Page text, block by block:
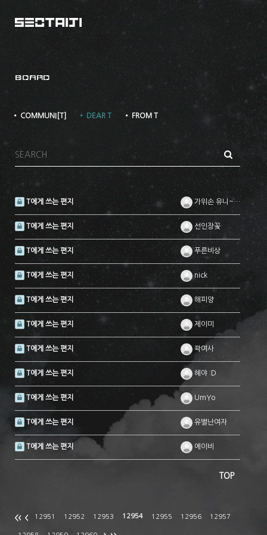
BOARD
• COMMUNI[T] • DEAR T • FROM T
T에게 쓰는 편지 가위손 유니~^^
T에게 쓰는 편지 선인장꽃
T에게 쓰는 편지 푸른비상
T에게 쓰는 편지 nick
T에게 쓰는 편지 해피양
T에게 쓰는 편지 제이미
T에게 쓰는 편지 꽉여사
T에게 쓰는 편지 혜야 :D
T에게 쓰는 편지 UmYo
T에게 쓰는 편지 유별난여자
T에게 쓰는 편지 에이비
TOP
12951 12952 12953 12954 12955 12956 12957